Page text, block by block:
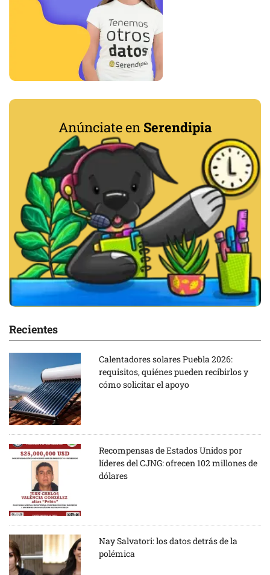
Anúnciate en Serendipia
Recientes
Calentadores solares Puebla 2026:
requisitos, quiénes pueden recibirlos y
cómo solicitar el apoyo
Recompensas de Estados Unidos por
líderes del CJNG: ofrecen 102 millones de
dólares
Nay Salvatori: los datos detrás de la
polémica